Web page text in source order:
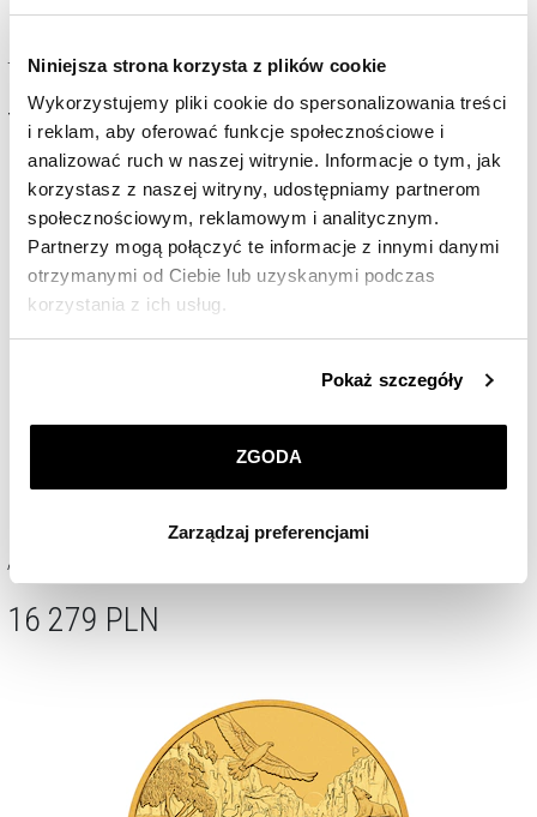
Niniejsza strona korzysta z plików cookie
Wykorzystujemy pliki cookie do spersonalizowania treści
i reklam, aby oferować funkcje społecznościowe i
analizować ruch w naszej witrynie. Informacje o tym, jak
korzystasz z naszej witryny, udostępniamy partnerom
społecznościowym, reklamowym i analitycznym.
Partnerzy mogą połączyć te informacje z innymi danymi
otrzymanymi od Ciebie lub uzyskanymi podczas
korzystania z ich usług.
przez nas plików cookie znajdziesz wPolityce
korzystamy. Możesz również wybrać jaki rodzaj plików
dokonać zmiany wybranych przez Ciebie plików cookie.
Pokaż szczegóły
ZGODA
Zarządzaj preferencjami
The Perth Mint - Dune - House Atreides - 1g
749 PLN
Australijski Kangur 1oz - 2025/2026r.
16 279 PLN